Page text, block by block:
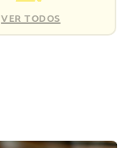
VER TODOS